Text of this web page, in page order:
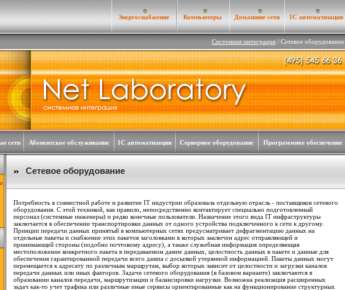
Энергоснабжение Компьютеры Домашние сети 1С автоматизация
Cистемная интеграция / Сетевое оборудование
сети Абонентское обслуживание 1С автоматизация Серверное оборудование Программное обеспечение
Сетевое оборудование
Потребность в совместной работе и развитие IT индустрии образовала отдельную отрасль - поставщиков сетевого
оборудования. С этой техникой, как правило, непосредственно контактирует специально подготовленный
персонал (системные инженеры) и редко конечные пользователи. Назначение этого вида IT инфраструктуры
заключается в обеспечении транспортировки данных от одного устройства подключенного к сети к другому.
Принцип передачи данных принятый в компьютерных сетях предусматривает дефрагментацию данных на
отдельные пакеты и снабжение этих пакетов заголовками в которых заключен адрес отправляющей и
принимающей стороны (подобно почтовому адресу), а также служебная информация определяющая
местоположение конкретного пакета в передаваемом дампе данных, целостность данных в пакете и данные для
обеспечения гарантированной передачи всего дампа с досылкой утерянной информацией. Пакеты данных могут
перемещается к адресату по различным маршрутам, выбор которых зависит от целостности и загрузки каналов
передачи данных или иных факторов. Задачи сетевого оборудования (в базовом варианте) заключаются в
образовании каналов передачи, маршрутизации и балансировки нагрузки. Возможна реализация расширенных
задач как-то учет трафика или различные иные сервисы ориентированные как на функционирование структурных